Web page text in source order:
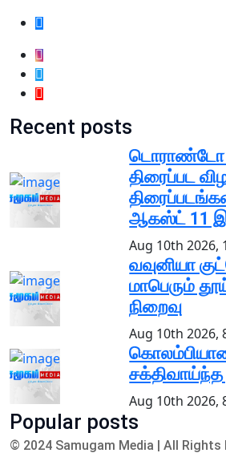
Recent posts
டொராண்டோ
திரைப்பட
ஆகஸ்ட் 11
Aug 10th 2026,
வவுனியா
மாபெரும்
நிறைவு
Aug 10th 2026,
சக்திவாய்ந்த
Aug 10th 2026,
Popular posts
© 2024 Samugam Media | All Rights